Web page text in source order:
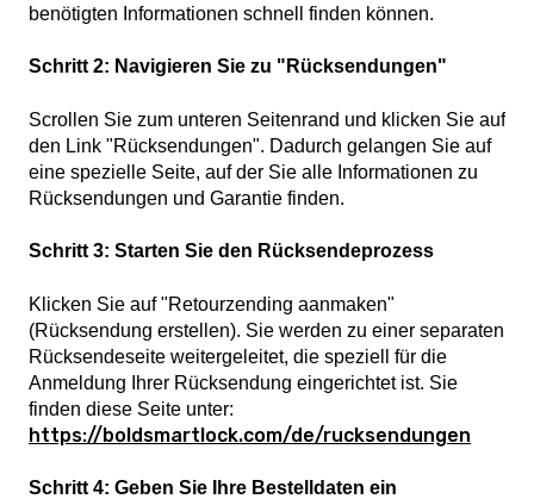
benötigten Informationen schnell finden können.
Schritt 2: Navigieren Sie zu "Rücksendungen"
Scrollen Sie zum unteren Seitenrand und klicken Sie auf
den Link "Rücksendungen". Dadurch gelangen Sie auf
eine spezielle Seite, auf der Sie alle Informationen zu
Rücksendungen und Garantie finden.
Schritt 3: Starten Sie den Rücksendeprozess
Klicken Sie auf "Retourzending aanmaken"
(Rücksendung erstellen). Sie werden zu einer separaten
Rücksendeseite weitergeleitet, die speziell für die
Anmeldung Ihrer Rücksendung eingerichtet ist. Sie
finden diese Seite unter:
https://boldsmartlock.com/de/rucksendungen
Schritt 4: Geben Sie Ihre Bestelldaten ein